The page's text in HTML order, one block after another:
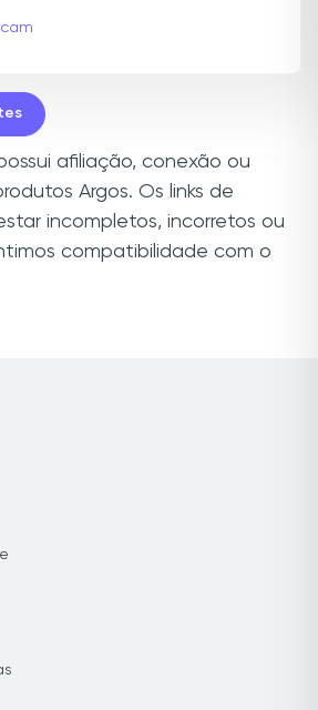
afiliação, conexão ou
Argos. Os links de
incompletos, incorretos ou
compatibilidade com o